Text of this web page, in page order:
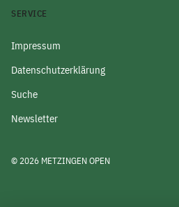
SERVICE
Impressum
Datenschutzerklärung
Suche
Newsletter
© 2026 METZINGEN OPEN